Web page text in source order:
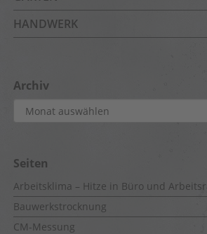
HANDWERK
Archiv
Archiv
Seiten
Arbeitsklima – Hitze in Büro und
Bauwerkstrocknung
CM-Messung